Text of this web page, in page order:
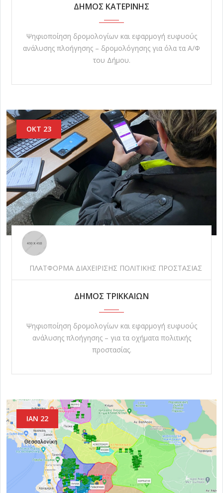
ΔΗΜΟΣ ΚΑΤΕΡΙΝΗΣ
Ψηφιοποίηση δρομολογίων και εφαρμογή ευφυούς
ανάλυσης πλοήγησης – δρομολόγησης για όλα τα Α/Φ
του Δήμου.
ΟΚΤ 23
ΠΛΑΤΦΟΡΜΑ ΔΙΑΧΕΙΡΙΣΗΣ ΠΟΛΙΤΙΚΗΣ ΠΡΟΣΤΑΣΙΑΣ
ΔΗΜΟΣ ΤΡΙΚΚΑΙΩΝ
Ψηφιοποίηση δρομολογίων και εφαρμογή ευφυούς
ανάλυσης πλοήγησης – για τα οχήματα πολιτικής
προστασίας.
ΙΑΝ 22